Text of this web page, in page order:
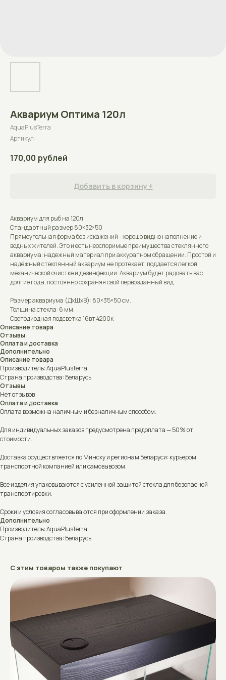
Аквариум Оптима 120л
AquaPlusTerra
Артикул:
170,00 рублей
Добавить в корзину +
Аквариум для рыб на 120л
Стандартный размер 80×32×50
Прямоугольная форма без искажений - хорошо видно наполнение и
водных жителей. Это и есть неоспоримые преимущества стеклянного
аквариума: надежный материал при аккуратном обращении. Простой и
надёжный стеклянный аквариум не протекает, поддается легкой
механической очистке и дезинфекции. Аквариум будет радовать вас
долгие годы, постоянно сохраняя свой первозданный вид.
Размер аквариума (ДxШxВ): 80×35×50 см.
Толщина стекла: 6 мм.
Светодиодная подсветка 16вт 4200к
Описание товара
Отзывы
Оплата и доставка
Дополнительно
Описание товара
Производитель: AquaPlusTerra
Страна производства: Беларусь
Отзывы
Нет отзывов
Оплата и доставка
Оплата возможна наличным и безналичным способом.
Для индивидуальных заказов предусмотрена предоплата — 50% от
стоимости.
Доставка осуществляется по Минску и регионам Беларуси: курьером,
транспортной компанией или самовывозом.
Все изделия упаковываются с усиленной защитой стекла для безопасной
транспортировки.
Сроки и условия согласовываются при оформлении заказа.
Дополнительно
Производитель: AquaPlusTerra
Страна производства: Беларусь
С этим товаром также покупают